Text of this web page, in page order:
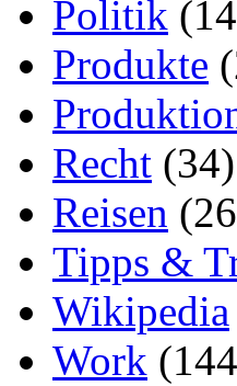
Politik
Produkte
Recht (34)
Reisen
Tipps &
Wikipedia
Work